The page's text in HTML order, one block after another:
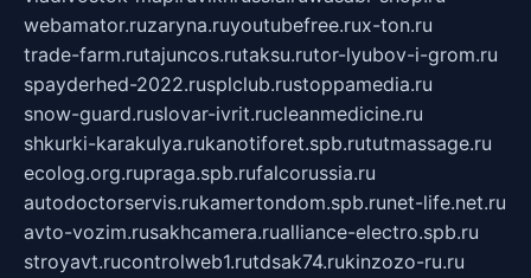
webamator.ruzaryna.ruyoutubefree.rux-ton.ru
trade-farm.rutajuncos.rutaksu.rutor-lyubov-i-grom.ru
spayderhed-2022.rusplclub.rustoppamedia.ru
snow-guard.ruslovar-ivrit.rucleanmedicine.ru
shkurki-karakulya.rukanotiforet.spb.rututmassage.ru
ecolog.org.rupraga.spb.rufalcorussia.ru
autodoctorservis.rukamertondom.spb.runet-life.net.ru
avto-vozim.rusakhcamera.rualliance-electro.spb.ru
stroyavt.rucontrolweb1.rutdsak74.rukinzozo-ru.ru